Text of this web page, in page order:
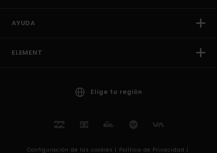
AYUDA
ELEMENT
Elige tu región
Configuración de las cookies | Política de Privacidad |